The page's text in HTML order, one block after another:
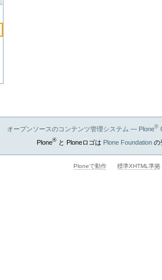
オープンソースのコンテンツ管理システム — Plone®
Plone® と Ploneロゴは Plone Foundation の
Ploneで動作 標準XHTML準拠